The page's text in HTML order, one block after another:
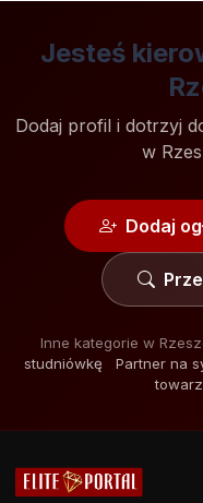
Jesteś
Dodaj profil i dotrzyj
w
Dodaj
Inne kategorie w
studniówkę
Partner na